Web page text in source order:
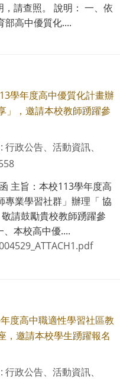
請查照。 說明： 一、依
部高中優質化....
學年度高中優質化計畫辦
」，邀請本校教師踴躍參
政公告、活動資訊、
主旨：本校113學年度高
專業學習社群」辦理「 協
請鼓勵貴校教師踴躍參
本校高中優....
度高中職適性學習社區教
，邀請本校學生踴躍報名
政公告、活動資訊、